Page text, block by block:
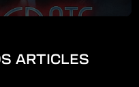
ARTICLES